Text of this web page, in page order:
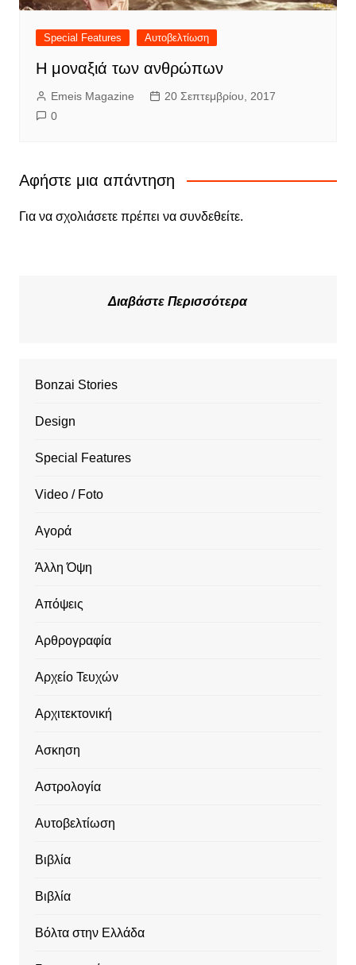
Special Features Αυτοβελτίωση
Η μοναξιά των ανθρώπων
Emeis Magazine
20 Σεπτεμβρίου, 2017
0
Αφήστε μια απάντηση
Για να σχολιάσετε πρέπει να συνδεθείτε.
Διαβάστε Περισσότερα
Bonzai Stories
Design
Special Features
Video / Foto
Αγορά
Άλλη Όψη
Απόψεις
Αρθρογραφία
Αρχείο Τευχών
Αρχιτεκτονική
Ασκηση
Αστρολογία
Αυτοβελτίωση
Βιβλία
Βιβλία
Βόλτα στην Ελλάδα